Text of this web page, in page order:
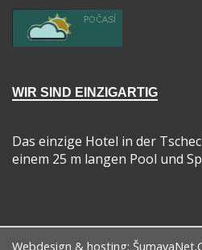
WIR SIND EINZIGARTIG
Das einzige Hotel in der
einem 25 m langen Pool und
Webdesign & hosting: